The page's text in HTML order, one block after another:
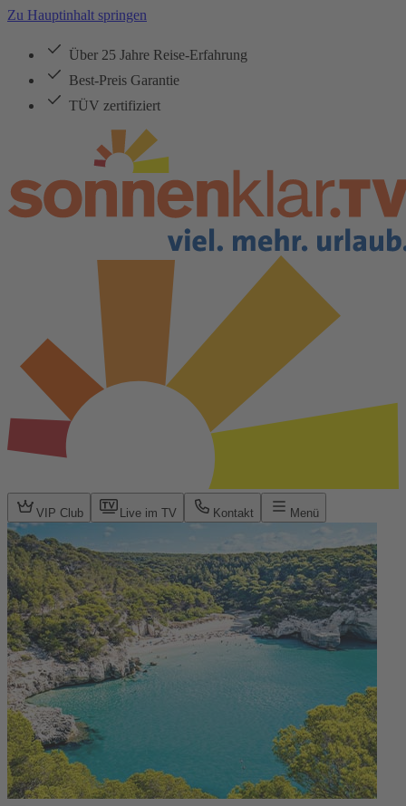
Zu Hauptinhalt springen
Über 25 Jahre Reise-Erfahrung
Best-Preis Garantie
TÜV zertifiziert
VIP Club Live im TV Kontakt Menü